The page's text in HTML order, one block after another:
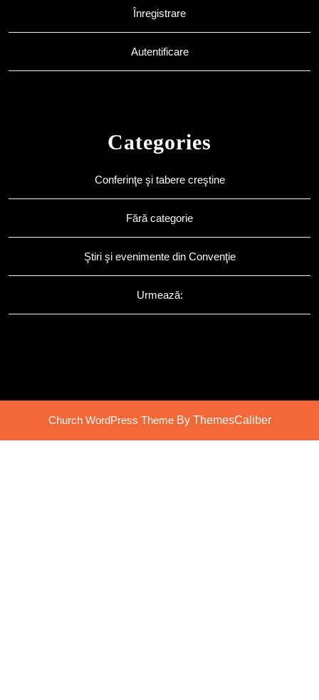
Înregistrare
Autentificare
Categories
Conferinţe şi tabere creştine
Fără categorie
Ştiri şi evenimente din Convenţie
Urmează:
Church WordPress ThemeBy ThemesCaliber